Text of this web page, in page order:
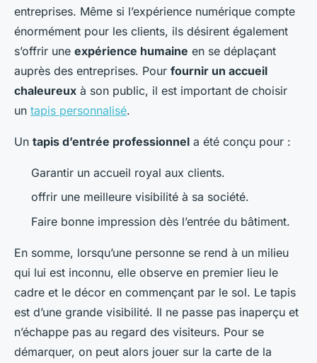
entreprises. Même si l’expérience numérique compte
énormément pour les clients, ils désirent également
s’offrir une expérience humaine en se déplaçant
auprès des entreprises. Pour fournir un accueil
chaleureux à son public, il est important de choisir
un tapis personnalisé.
Un tapis d’entrée professionnel a été conçu pour :
Garantir un accueil royal aux clients.
offrir une meilleure visibilité à sa société.
Faire bonne impression dès l’entrée du bâtiment.
En somme, lorsqu’une personne se rend à un milieu
qui lui est inconnu, elle observe en premier lieu le
cadre et le décor en commençant par le sol. Le tapis
est d’une grande visibilité. Il ne passe pas inaperçu et
n’échappe pas au regard des visiteurs. Pour se
démarquer, on peut alors jouer sur la carte de la